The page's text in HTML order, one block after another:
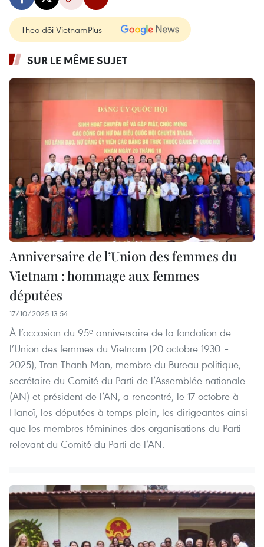
Theo dõi VietnamPlus
SUR LE MÊME SUJET
Anniversaire de l’Union des femmes du
Vietnam : hommage aux femmes
députées
17/10/2025 13:54
À l’occasion du 95ᵉ anniversaire de la fondation de
l’Union des femmes du Vietnam (20 octobre 1930 –
2025), Tran Thanh Man, membre du Bureau politique,
secrétaire du Comité du Parti de l’Assemblée nationale
(AN) et président de l’AN, a rencontré, le 17 octobre à
Hanoï, les députées à temps plein, les dirigeantes ainsi
que les membres féminines des organisations du Parti
relevant du Comité du Parti de l’AN.